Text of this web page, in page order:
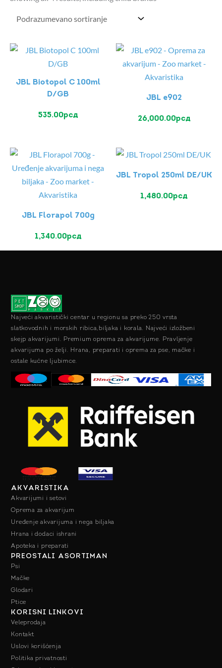
JBL Biotopol C 100ml
D/GB
535.00рсд
JBL e902
26,000.00рсд
JBL Florapol 700g
1,340.00рсд
JBL Tropol 250ml DE/UK
1,480.00рсд
Najveći akvaristički centar u regionu sa preko 250 vrsta
slatkovodnih i morskih ribica,biljaka i korala. Najveći izložbeni
skejp akvarijumi. Premium oprema za akvarijume. Pravljenje
akvarijuma po želji. Hrana, preparati i oprema za pse, mačke i
ostale kućne ljubimce.
AKVARISTIKA
Akvarijumi i setovi
Oprema za akvarijum
Uređenje akvarijuma i nega biljaka
Hrana i dodaci ishrani
Apoteka i preparati
PREOSTALI ASORTIMAN
Psi
Mačke
Glodari
Ptice
KORISNI LINKOVI
Veleprodaja
Kontakt
Uslovi korišćenja
Politika privatnosti